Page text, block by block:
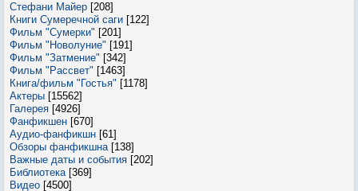
Стефани Майер [208]
Книги Сумеречной саги [122]
Фильм "Сумерки" [201]
Фильм "Новолуние" [191]
Фильм "Затмение" [342]
Фильм "Рассвет" [1463]
Книга/фильм "Гостья" [1178]
Актеры [15562]
Галерея [4926]
Фанфикшен [670]
Аудио-фанфикшн [61]
Обзоры фанфикшна [138]
Важные даты и события [202]
Библиотека [369]
Видео [4500]